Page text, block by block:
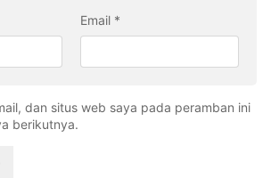
Email *
dan situs web saya pada peramban ini
berikutnya.